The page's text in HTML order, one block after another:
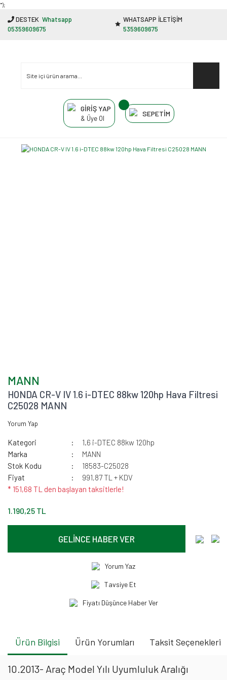
"');
DESTEK Whatsapp
05359609675
WHATSAPP İLETİŞİM
5359609675
GİRİŞ YAP
& Üye Ol
SEPETİM
MANN
HONDA CR-V IV 1.6 i-DTEC 88kw 120hp Hava Filtresi
C25028 MANN
Yorum Yap
Kategori
1.6 i-DTEC 88kw 120hp
Marka
MANN
Stok Kodu
18583-C25028
Fiyat
991,87 TL + KDV
* 151,68 TL den başlayan taksitlerle!
1.190,25 TL
GELİNCE HABER VER
Yorum Yaz
Tavsiye Et
Fiyatı Düşünce Haber Ver
Ürün Bilgisi Ürün Yorumları Taksit Seçenekleri
10.2013- Araç Model Yılı Uyumluluk Aralığı